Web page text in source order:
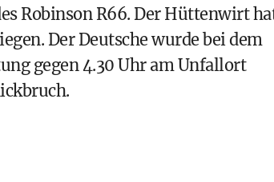
Robinson R66. Der Hüttenwirt
Der Deutsche wurde bei dem
gegen 4.30 Uhr am Unfallort